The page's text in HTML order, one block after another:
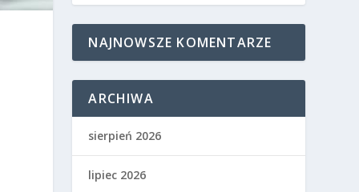
NAJNOWSZE KOMENTARZE
ARCHIWA
sierpień 2026
lipiec 2026